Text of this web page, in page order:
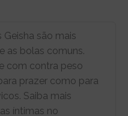
são mais
as bolas comuns.
com contra peso
prazer como para
Saiba mais
íntimas no